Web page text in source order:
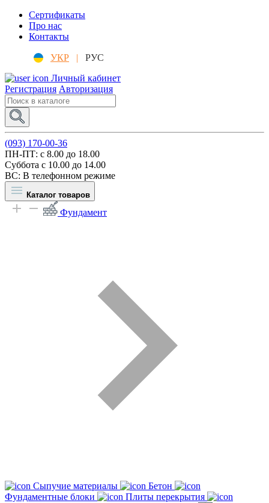
Сертификаты
Про нас
Контакты
УКР |
РУС
Личный кабинет
Регистрация Авторизация
(093) 170-00-36
ПН-ПТ: c 8.00 до 18.00
Суббота с 10.00 до 14.00
ВС: В телефонном режиме
Каталог товаров
Фундамент
Сыпучие материалы
Бетон
Фундаментные блоки
Плиты перекрытия